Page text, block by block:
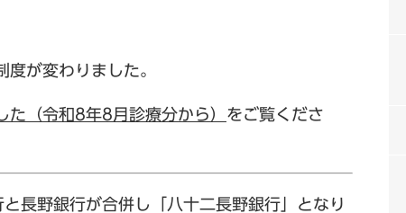
が変わりました。
（令和8年8月診療分から） をご覧くださ
長野銀行が合併し「八十二長野銀行」となり